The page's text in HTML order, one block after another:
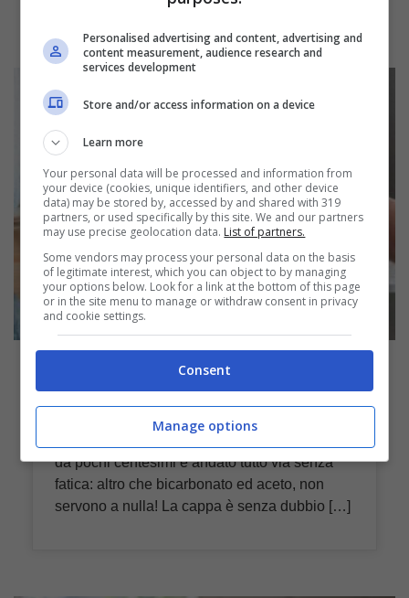
Con una polverina da pochi centesimi
Avevo cappa e filtri così unti che il grasso si
da pochi centesimi è andato tutto via senza
fatica: altro che bicarbonato ed aceto, non
servono a nulla! La cappa è senza dubbio […]
Personalised advertising and content, advertising and
content measurement, audience research and
services development
Store and/or access information on a device
Learn more
Your personal data will be processed and information from
your device (cookies, unique identifiers, and other device
data) may be stored by, accessed by and shared with 319
partners, or used specifically by this site. We and our partners
may use precise geolocation data. List of partners.
Some vendors may process your personal data on the basis
of legitimate interest, which you can object to by managing
your options below. Look for a link at the bottom of this page
or in the site menu to manage or withdraw consent in privacy
and cookie settings.
Consent
Manage options